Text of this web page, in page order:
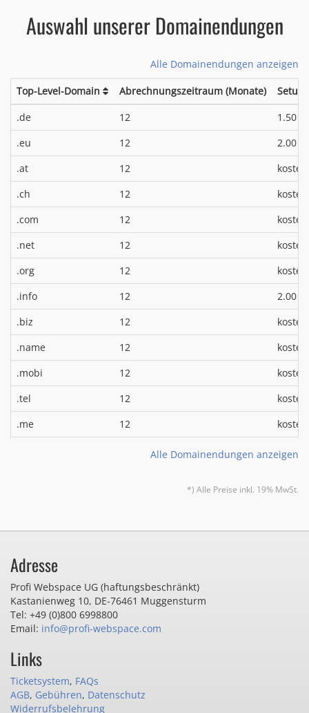
Auswahl unserer Domainendungen
Alle Domainendungen anzeigen
Top-Level-Domain Abrechnungszeitraum (Monate)
.de
12 1.50 €
.eu 12 2.00 €
.at 12
.ch
12
.com
12
.net
12
.org
12
.info
12 2.00 €
.biz 12
.name
12
.mobi
12
.tel
12
.me
12
Alle Domainendungen anzeigen
*) Alle Preise inkl. 19% MwSt.
Adresse
Profi Webspace UG (haftungsbeschränkt)
Kastanienweg 10, DE-76461 Muggensturm
Tel: +49 (0)800 6998800
Email: info@profi-webspace.com
Links
Ticketsystem, FAQs
AGB, Gebühren, Datenschutz
Widerrufsbelehrung